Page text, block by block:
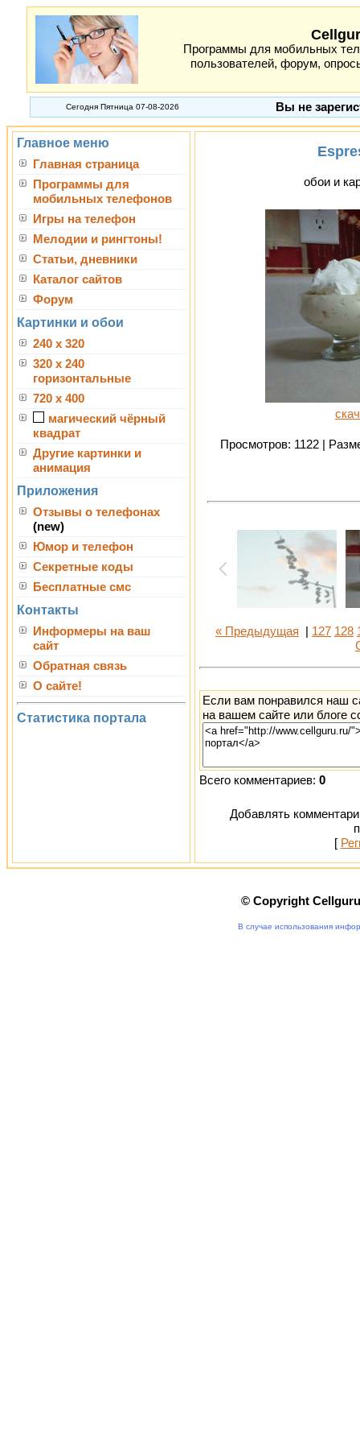
Программы для мобильных
пользователей, форум,
Сегодня Пятница 07-08-2026 Вы не
Главное меню
Главная страница
Программы для
мобильных телефонов
Игры на телефон
Мелодии и рингтоны!
Статьи, дневники
Каталог сайтов
Форум
Картинки и обои
240 x 320
320 x 240
горизонтальные
720 x 400
магический чёрный
квадрат
Другие картинки и
анимация
Приложения
Отзывы о телефонах
(new)
Юмор и телефон
Секретные коды
Бесплатные смс
Контакты
Информеры на ваш
сайт
Обратная связь
О сайте!
Статистика портала
обои и
Просмотров: 1122 |
« Предыдущая 127 128
Если вам понравился наш
на вашем сайте или блоге
Всего комментариев: 0
Добавлять
[
© Copyright
В случае использования